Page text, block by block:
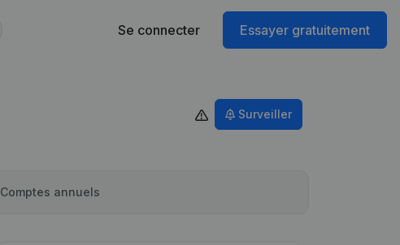
Se connecter Essayer gratuitement
Surveiller
Comptes annuels